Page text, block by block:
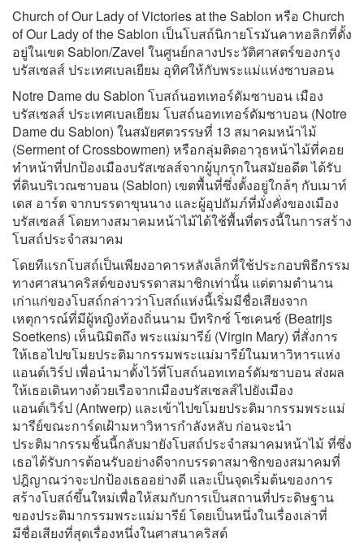
Church of Our Lady of Victories at the Sablon หรือ Church
of Our Lady of the Sablon เป็นโบสถ์นิกายโรมันคาทอลิกที่ตั้ง
อยู่ในเขต Sablon/Zavel ในศูนย์กลางประวัติศาสตร์ของกรุง
บรัสเซลส์ ประเทศเบลเยียม อุทิศให้กับพระแม่แห่งซาบลอน
Notre Dame du Sablon โบสถ์นอทเทอร์ดัมซาบอน เมือง
บรัสเซลส์ ประเทศเบลเยียม โบสถ์นอทเทอร์ดัมซาบอน (Notre
Dame du Sablon) ในสมัยศตวรรษที่ 13 สมาคมหน้าไม้
(Serment of Crossbowmen) หรือกลุ่มติดอาวุธหน้าไม้ที่คอย
ทำหน้าที่ปกป้องเมืองบรัสเซลส์จากผู้บุกรุกในสมัยอดีต ได้รับ
ที่ดินบริเวณซาบอน (Sablon) เขตพื้นที่ซึ่งตั้งอยู่ใกล้ๆ กับเมาท์
เดส อาร์ต จากบรรดาขุนนาง และผู้อุปถัมภ์ที่มั่งคั่งของเมือง
บรัสเซลส์ โดยทางสมาคมหน้าไม้ได้ใช้พื้นที่ตรงนี้ในการสร้าง
โบสถ์ประจำสมาคม
โดยทีแรกโบสถ์เป็นเพียงอาคารหลังเล็กที่ใช้ประกอบพิธีกรรม
ทางศาสนาคริสต์ของบรรดาสมาชิกเท่านั้น แต่ตามตำนาน
เก่าแก่ของโบสถ์กล่าวว่าโบสถ์แห่งนี้เริ่มมีชื่อเสียงจาก
เหตุการณ์ที่มีผู้หญิงท้องถิ่นนาม บีทริกซ์ โซเคนซ์ (Beatrijs
Soetkens) เห็นนิมิตถึง พระแม่มารีย์ (Virgin Mary) ที่สั่งการ
ให้เธอไปขโมยประติมากรรมพระแม่มารีย์ในมหาวิหารแห่ง
แอนต์เวิร์ป เพื่อนำมาตั้งไว้ที่โบสถ์นอทเทอร์ดัมซาบอน ส่งผล
ให้เธอเดินทางด้วยเรือจากเมืองบรัสเซลส์ไปยังเมือง
แอนต์เวิร์ป (Antwerp) และเข้าไปขโมยประติมากรรมพระแม่
มารีย์ขณะการ์ดเฝ้ามหาวิหารกำลังหลับ ก่อนจะนำ
ประติมากรรมชิ้นนี้กลับมายังโบสถ์ประจำสมาคมหน้าไม้ ที่ซึ่ง
เธอได้รับการต้อนรับอย่างดีจากบรรดาสมาชิกของสมาคมที่
ปฎิญาณว่าจะปกป้องเธออย่างดี และเป็นจุดเริ่มต้นของการ
สร้างโบสถ์ขึ้นใหม่เพื่อให้สมกับการเป็นสถานที่ประดิษฐาน
ของประติมากรรมพระแม่มารีย์ โดยเป็นหนึ่งในเรื่องเล่าที่
มีชื่อเสียงที่สุดเรื่องหนึ่งในศาสนาคริสต์